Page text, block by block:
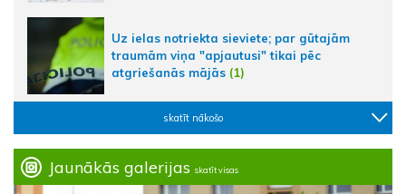
Uz ielas notriekta sieviete; par gūtajām
traumām viņa "apjautusi" tikai pēc
atgriešanās mājās (1)
skatīt nākošo
Jaunākās galerijas skatīt visas